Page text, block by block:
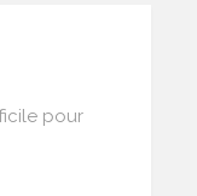
pour